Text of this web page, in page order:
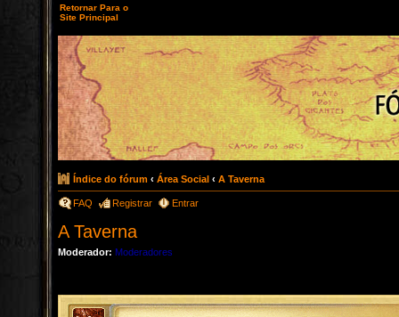
Retornar Para o
Site Principal
Índice do fórum ‹ Área Social ‹ A Taverna
FAQ Registrar Entrar
A Taverna
Moderador: Moderadores